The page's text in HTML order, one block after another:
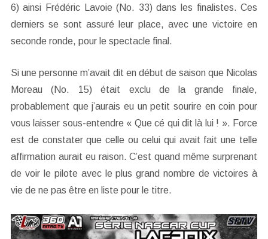
6) ainsi Frédéric Lavoie (No. 33) dans les finalistes. Ces
derniers se sont assuré leur place, avec une victoire en
seconde ronde, pour le spectacle final.
Si une personne m’avait dit en début de saison que Nicolas
Moreau (No. 15) était exclu de la grande finale,
probablement que j’aurais eu un petit sourire en coin pour
vous laisser sous-entendre « Que cé qui dit là lui ! ». Force
est de constater que celle ou celui qui avait fait une telle
affirmation aurait eu raison. C’est quand même surprenant
de voir le pilote avec le plus grand nombre de victoires à
vie de ne pas être en liste pour le titre.